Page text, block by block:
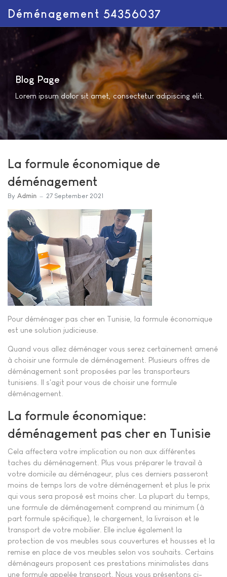
Déménagement 54356037
Blog Page
Lorem ipsum dolor sit amet, consectetur adipiscing elit.
La formule économique de
déménagement
By Admin 27 September 2021
Pour déménager pas cher en Tunisie, la formule économique
est une solution judicieuse.
Quand vous allez déménager vous serez certainement amené
à choisir une formule de déménagement. Plusieurs offres de
déménagement sont proposées par les transporteurs
tunisiens. Il s'agit pour vous de choisir une formule
déménagement.
La formule économique:
déménagement pas cher en Tunisie
Cela affectera votre implication ou non aux différentes
taches du déménagement. Plus vous préparer le travail à
votre domicile au déménageur, plus ces derniers passeront
moins de temps lors de votre déménagement et plus le prix
qui vous sera proposé est moins cher. La plupart du temps,
une formule de déménagement comprend au minimum (à
part formule spécifique), le chargement, la livraison et le
transport de votre mobilier. Elle inclue également la
protection de vos meubles sous couvertures et housses et la
remise en place de vos meubles selon vos souhaits. Certains
déménageurs proposent ces prestations minimalistes dans
une formule appelée transport. Nous vous présentons ci-